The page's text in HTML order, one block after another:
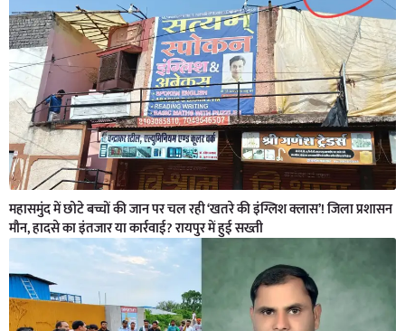
महासमुंद में छोटे बच्चों की जान पर चल रही ‘खतरे की इंग्लिश क्लास’! जिला प्रशासन
मौन, हादसे का इंतजार या कार्रवाई? रायपुर में हुई सख्ती